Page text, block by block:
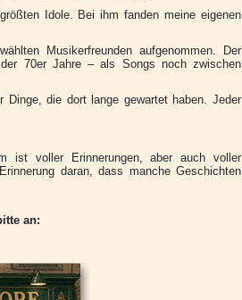
Idole. Bei ihm fanden meine eigenen
Musikerfreunden aufgenommen. Der
70er Jahre – als Songs noch zwischen
die dort lange gewartet haben. Jeder
ist voller Erinnerungen, aber auch voller
daran, dass manche Geschichten
an: